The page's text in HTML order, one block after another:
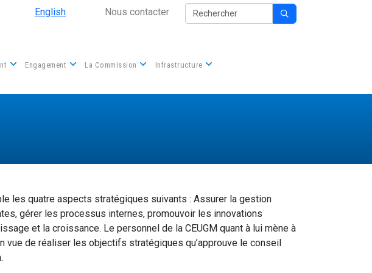
principal
English Secondary Nav
Nous contacter Rechercher 
Engagement La Commission
Infrastructure
les quatre aspects stratégiques suivants : Assurer la gestion
gérer les processus internes, promouvoir les innovations
et la croissance. Le personnel de la CEUGM quant à lui mène à
vue de réaliser les objectifs stratégiques qu’approuve le conseil